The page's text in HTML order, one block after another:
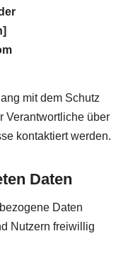
mit dem Schutz
Verantwortliche über
kontaktiert werden.
Daten
Daten
Nutzern freiwillig